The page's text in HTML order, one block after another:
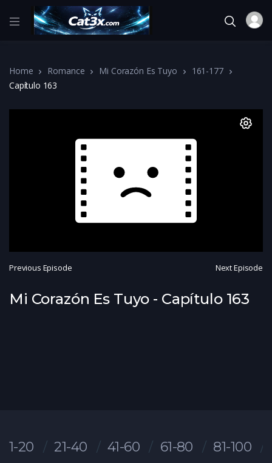
Home Romance Mi Corazón Es Tuyo
161-177
Capítulo 163
Previous Episode Next Episode
Mi Corazón Es Tuyo - Capítulo 163
1-20 21-40 41-60 61-80 81-100